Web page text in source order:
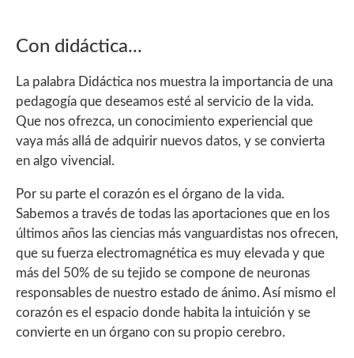
Con didáctica...
La palabra Didáctica nos muestra la importancia de una
pedagogía que deseamos esté al servicio de la vida.
Que nos ofrezca, un conocimiento experiencial que
vaya más allá de adquirir nuevos datos, y se convierta
en algo vivencial.
Por su parte el corazón es el órgano de la vida.
Sabemos a través de todas las aportaciones que en los
últimos años las ciencias más vanguardistas nos ofrecen,
que su fuerza electromagnética es muy elevada y que
más del 50% de su tejido se compone de neuronas
responsables de nuestro estado de ánimo. Así mismo el
corazón es el espacio donde habita la intuición y se
convierte en un órgano con su propio cerebro.